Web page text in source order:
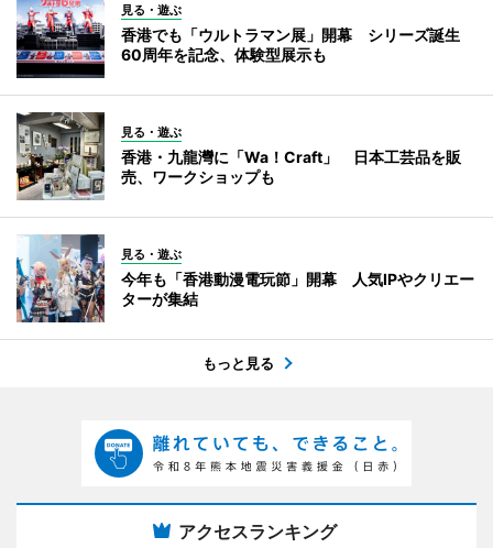
見る・遊ぶ
香港でも「ウルトラマン展」開幕 シリーズ誕生
60周年を記念、体験型展示も
見る・遊ぶ
香港・九龍灣に「Wa！Craft」 日本工芸品を販
売、ワークショップも
見る・遊ぶ
今年も「香港動漫電玩節」開幕 人気IPやクリエー
ターが集結
もっと見る
アクセスランキング